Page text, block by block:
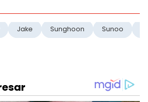
Jake Sunghoon Sunoo